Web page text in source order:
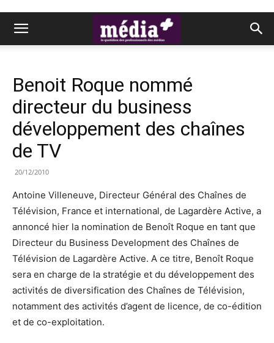
Benoit Roque nommé
directeur du business
développement des chaînes
de TV
20/12/2010
Antoine Villeneuve, Directeur Général des Chaînes de
Télévision, France et international, de Lagardère Active, a
annoncé hier la nomination de Benoît Roque en tant que
Directeur du Business Development des Chaînes de
Télévision de Lagardère Active. A ce titre, Benoît Roque
sera en charge de la stratégie et du développement des
activités de diversification des Chaînes de Télévision,
notamment des activités d’agent de licence, de co-édition
et de co-exploitation.